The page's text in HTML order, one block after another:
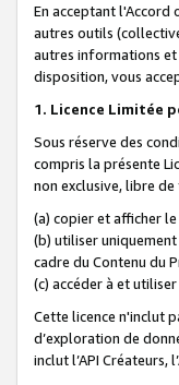
En acceptant l'Accord
autres outils
autres informations et
disposition, vous
1. Licence Limitée
Sous réserve des
compris la présente
non exclusive, libre
(a) copier et afficher
(b) utiliser
cadre du Contenu du
(c) accéder à et
Cette licence n'inclut
d’exploration de
inclut l’API Créateurs,